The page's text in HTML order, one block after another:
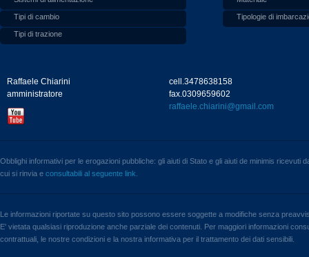
Tipi di cambio
Tipi di trazione
Tipologie di
Raffaele Chiarini
amministratore
cell.3478638158
fax.0309659602
raffaele.chiarini@gmail.com
Obblighi informativi per le erogazioni pubbliche: gli aiuti di Stato e gli aiuti de minimis
cui si rinvia e consultabili al seguente link.
Le informazioni riportate su questo sito possono essere soggette a modifiche senza
E' vietata qualsiasi riproduzione anche parziale dei contenuti. Per maggiori informazioni
contrattuali, le nostre condizioni e la nostra informativa per il trattamento dei dati sensibili.